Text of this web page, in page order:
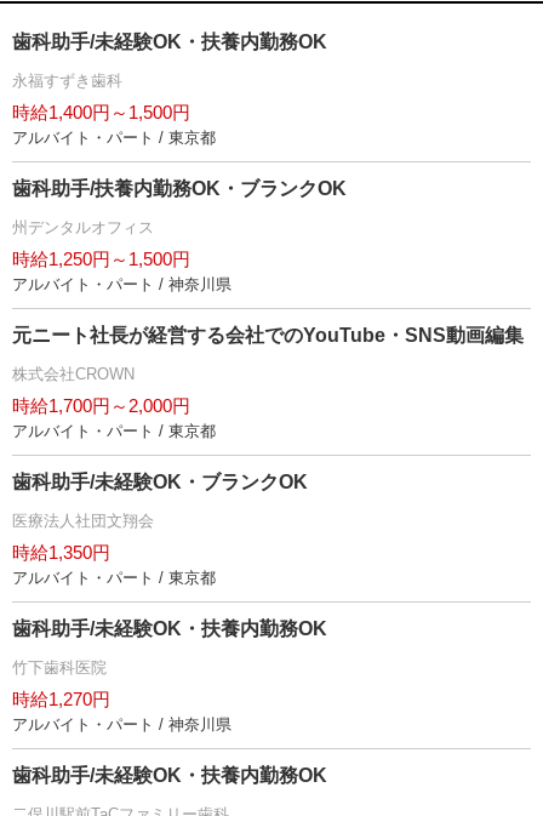
歯科助手/未経験OK・扶養内勤務OK
永福すずき歯科
時給1,400円～1,500円
アルバイト・パート / 東京都
歯科助手/扶養内勤務OK・ブランクOK
州デンタルオフィス
時給1,250円～1,500円
アルバイト・パート / 神奈川県
元ニート社長が経営する会社でのYouTube・SNS動画編集
株式会社CROWN
時給1,700円～2,000円
アルバイト・パート / 東京都
歯科助手/未経験OK・ブランクOK
医療法人社団文翔会
時給1,350円
アルバイト・パート / 東京都
歯科助手/未経験OK・扶養内勤務OK
竹下歯科医院
時給1,270円
アルバイト・パート / 神奈川県
歯科助手/未経験OK・扶養内勤務OK